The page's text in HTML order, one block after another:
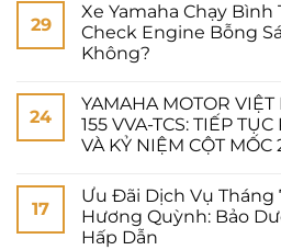
29
Xe Yamaha Chạy
Check Engine Bỗng
Không?
24
YAMAHA MOTOR
155 VVA-TCS: TIẾP
VÀ KỶ NIỆM CỘT MỐC
17
Ưu Đãi Dịch Vụ Tháng
Hương Quỳnh: Bảo
Hấp Dẫn